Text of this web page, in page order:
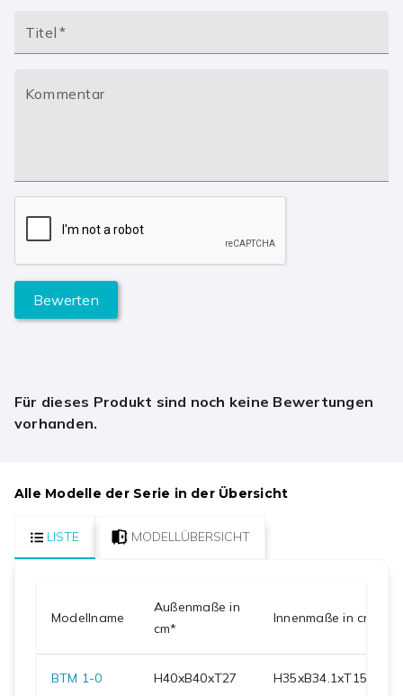
Titel *
Kommentar
Bewerten
Für dieses Produkt sind noch keine Bewertungen
vorhanden.
Alle Modelle der Serie in der Übersicht
LISTE MODELLÜBERSICHT
Modellname
Außenmaße in
cm*
Innenmaße in cm
BTM 1-0 H40xB40xT27 H35xB34.1xT15.7